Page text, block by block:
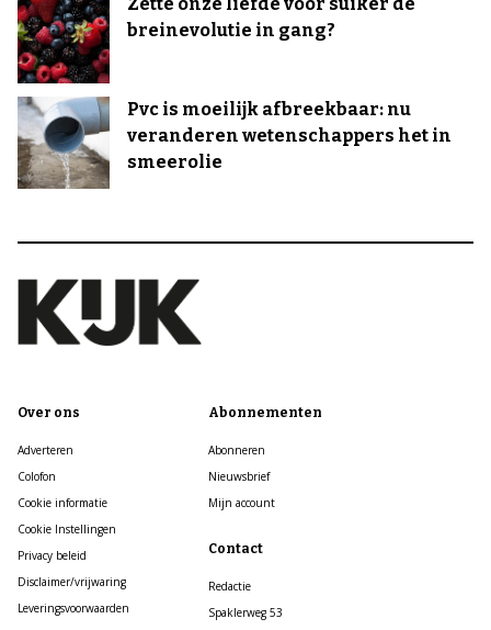
breinevolutie in gang?
Pvc is moeilijk afbreekbaar: nu
veranderen wetenschappers het in
smeerolie
Over ons
Adverteren
Colofon
Cookie informatie
Cookie Instellingen
Privacy beleid
Disclaimer/vrijwaring
Leveringsvoorwaarden
Abonnementen
Abonneren
Nieuwsbrief
Mijn account
Contact
Redactie
Spaklerweg 53